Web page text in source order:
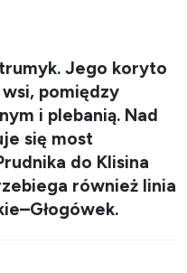
Jego koryto
pomiędzy
i plebanią. Nad
się most
do Klisina
również linia